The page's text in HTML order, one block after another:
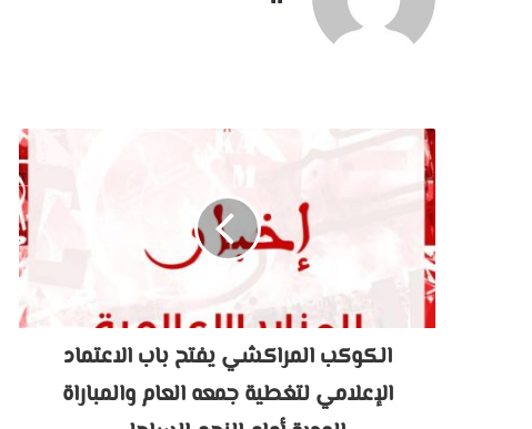
الكوكب المراكشي يفتح باب الاعتماد
الإعلامي لتغطية جمعه العام والمباراة